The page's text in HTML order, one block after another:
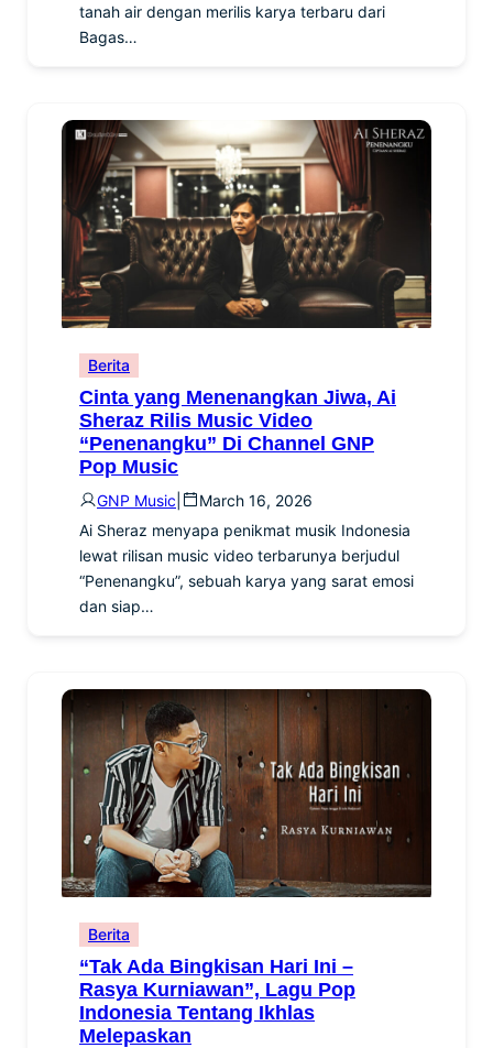
tanah air dengan merilis karya terbaru dari
Bagas…
Berita
Cinta yang Menenangkan Jiwa, Ai
Sheraz Rilis Music Video
“Penenangku” Di Channel GNP
Pop Music
GNP Music
March 16, 2026
Ai Sheraz menyapa penikmat musik Indonesia
lewat rilisan music video terbarunya berjudul
“Penenangku”, sebuah karya yang sarat emosi
dan siap…
Berita
“Tak Ada Bingkisan Hari Ini –
Rasya Kurniawan”, Lagu Pop
Indonesia Tentang Ikhlas
Melepaskan